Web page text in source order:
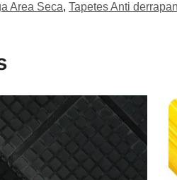
Area Seca, Tapetes Anti